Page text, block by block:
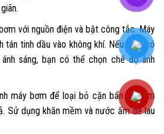
với nguồn điện và bật công tắc. Máy
tán tinh dầu vào không khí. Nếu máy có
sáng, bạn có thể chọn chế độ ánh
máy bơm để loại bỏ cặn bẩn và đảm
Sử dụng khăn mềm và nước ấm để lau